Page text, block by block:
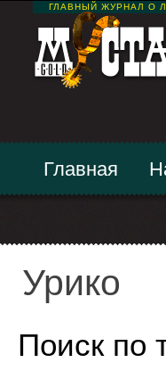
ГЛАВНЫЙ ЖУРНАЛ О
Главная
Урико
Поиск по